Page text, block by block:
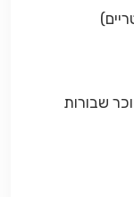
שבורות